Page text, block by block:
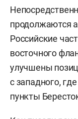
продолжаются
Российские
восточного
улучшены
с западного,
пункты